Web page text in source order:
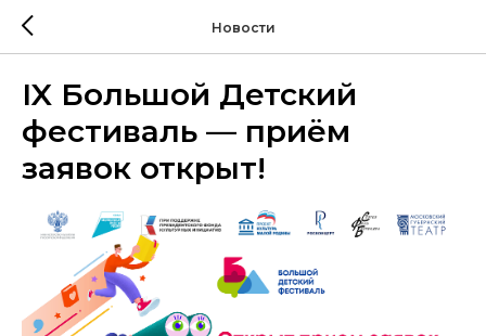
Новости
IX Большой Детский
фестиваль — приём
заявок открыт!